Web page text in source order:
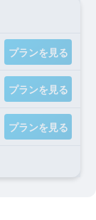
プランを見る
プランを見る
プランを見る